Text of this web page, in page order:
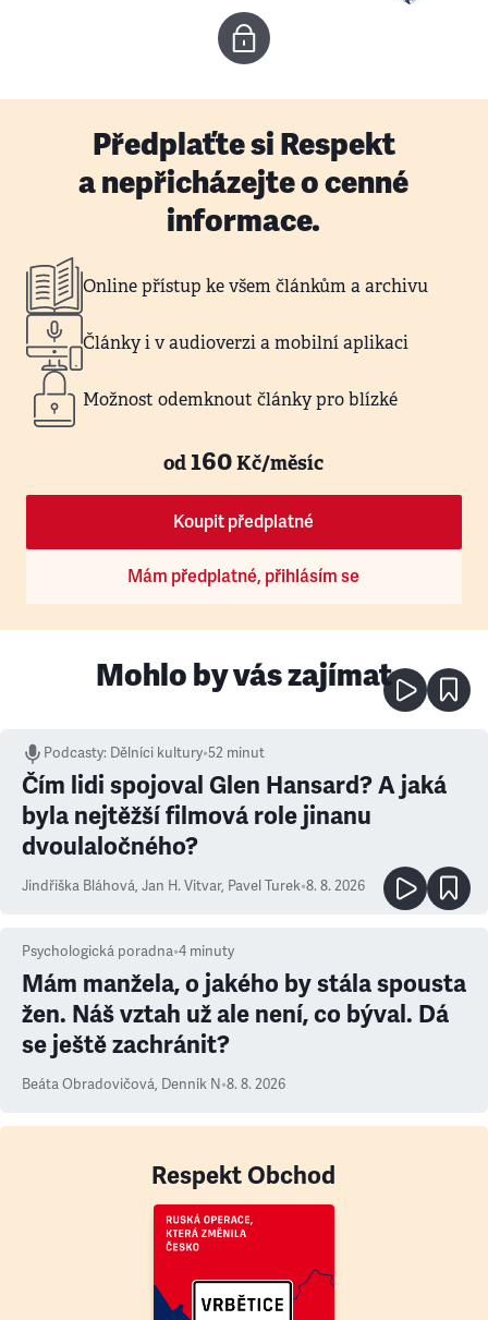
Předplaťte si Respekt
a nepřicházejte o cenné
informace.
Online přístup ke všem článkům a archivu
Články i v audioverzi a mobilní aplikaci
Možnost odemknout články pro blízké
od160Kč/měsíc
Koupit předplatné
Mám předplatné, přihlásím se
Mohlo by vás zajímat
Podcasty: Dělníci kultury•52 minut
Čím lidi spojoval Glen Hansard? A jaká
byla nejtěžší filmová role jinanu
dvoulaločného?
Jindřiška Bláhová, Jan H. Vitvar, Pavel Turek•8. 8. 2026
Psychologická poradna•4 minuty
Mám manžela, o jakého by stála spousta
žen. Náš vztah už ale není, co býval. Dá
se ještě zachránit?
Beáta Obradovičová, Denník N•8. 8. 2026
Respekt Obchod